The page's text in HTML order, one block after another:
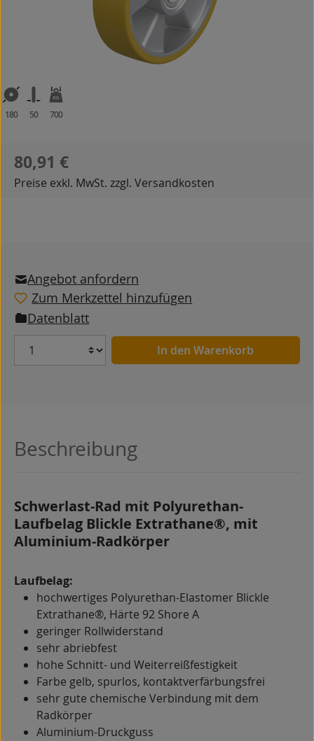
180 50 700
Regulärer Preis:
80,91 €
Preise exkl. MwSt. zzgl. Versandkosten
Angebot anfordern
Zum Merkzettel hinzufügen
Datenblatt
Anzahl In den Warenkorb
Beschreibung
Schwerlast-Rad mit Polyurethan-
Laufbelag Blickle Extrathane®, mit
Aluminium-Radkörper
Laufbelag:
hochwertiges Polyurethan-Elastomer Blickle
Extrathane®, Härte 92 Shore A
geringer Rollwiderstand
sehr abriebfest
hohe Schnitt- und Weiterreißfestigkeit
Farbe gelb, spurlos, kontaktverfärbungsfrei
sehr gute chemische Verbindung mit dem
Radkörper
Aluminium-Druckguss